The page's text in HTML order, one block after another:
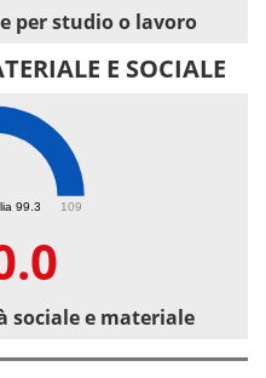
per studio o lavoro
E SOCIALE
99.3 109
sociale e materiale